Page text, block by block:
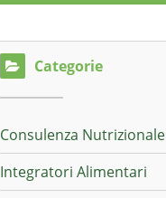
Categorie
Consulenza Nutrizionale
Integratori Alimentari